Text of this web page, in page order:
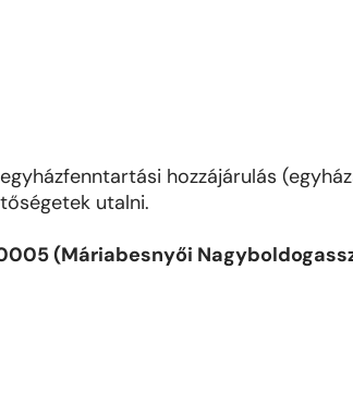
hozzájárulás
utalni.
(Máriabesnyői